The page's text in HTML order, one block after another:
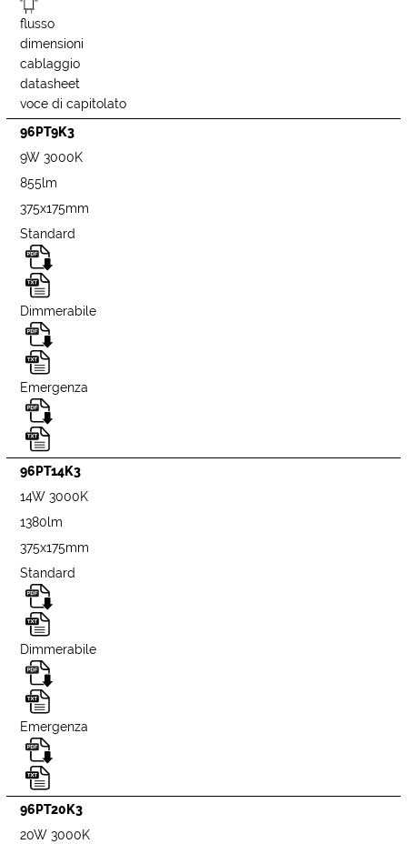
flusso
dimensioni
cablaggio
datasheet
voce di capitolato
96PT9K3
9W 3000K
855lm
375x175mm
Standard
Dimmerabile
Emergenza
96PT14K3
14W 3000K
1380lm
375x175mm
Standard
Dimmerabile
Emergenza
96PT20K3
20W 3000K